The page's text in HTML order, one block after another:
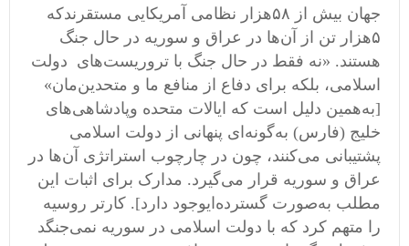
جهان بیش از ۵۸
هزار نظامی آمریکایی مستقرندکه
۵هزار تن از آنها در عراق و سوریه در حال جنگ
هستند. «نه فقط در حال جنگ با تروریستهای دولت
اسلامی، بلکه برای دفاع از منافع ما و متحدینمان»
[بههمین دلیل است که ایالات متحده وپادشاهیهای
خلیج (فارس) بهگونه ای پنهانی از دولت اسلامی
پشتیبانی میکنند، چون در چارچوب استراتژی آنها در
عراق و سوریه قرار میگیرد. مدارک برای اثبات این
مطلب بهصورت گسترده ایوجود دارد]. کارتر روسیه
را متهم کرد که با دولت اسلامی در سوریه نمیجنگد